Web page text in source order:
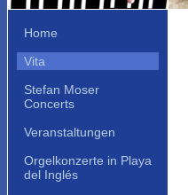
Home
Vita
Stefan Moser
Concerts
Veranstaltungen
Orgelkonzerte in Playa
del Inglés